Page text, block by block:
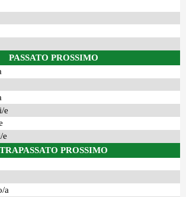
PASSATO PROSSIMO
e
e
TRAPASSATO PROSSIMO
a